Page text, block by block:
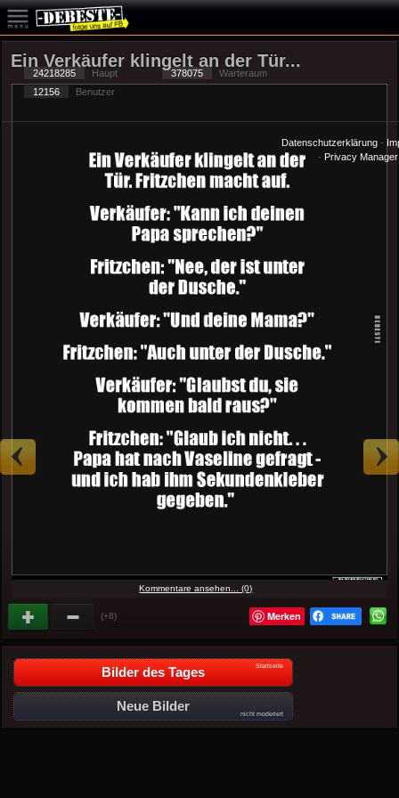
Ein Verkäufer klingelt an der Tür...
Kommentare ansehen... (0)
(+8) Merken
Bilder des Tages Startseite
Neue Bilder
nicht moderiert
24218285 Haupt 378075
Warteraum
12156
Benutzer
Datenschutzerklärung-
- Privacy Manager